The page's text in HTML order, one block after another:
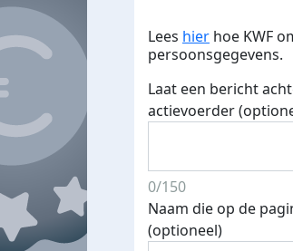
Lees hier hoe KWF
persoonsgegevens.
Laat een bericht
actievoerder
0/150
Naam die op de
(optioneel)